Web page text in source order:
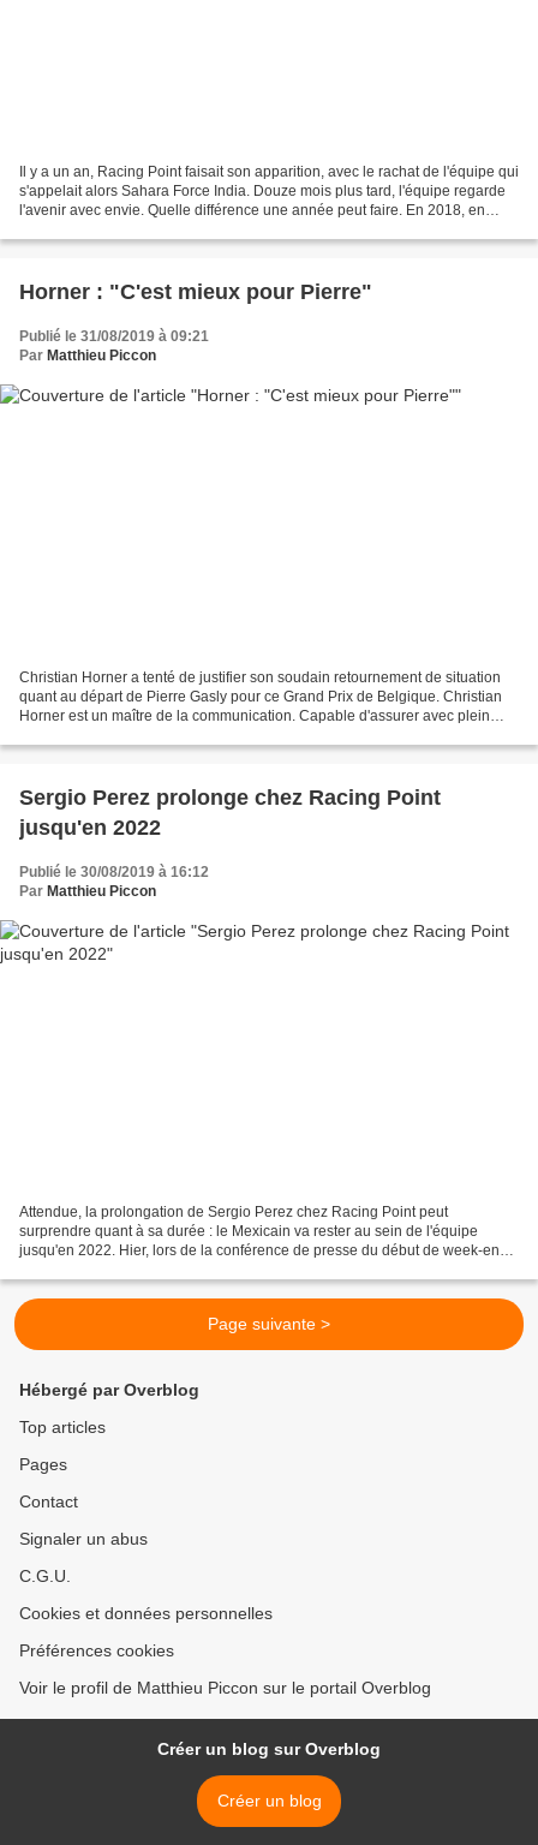
Il y a un an, Racing Point faisait son apparition, avec le rachat de l'équipe qui
s'appelait alors Sahara Force India. Douze mois plus tard, l'équipe regarde
l'avenir avec envie. Quelle différence une année peut faire. En 2018, en
Horner : "C'est mieux pour Pierre"
Publié le 31/08/2019 à 09:21
Par Matthieu Piccon
Christian Horner a tenté de justifier son soudain retournement de situation
quant au départ de Pierre Gasly pour ce Grand Prix de Belgique. Christian
Horner est un maître de la communication. Capable d'assurer avec plein
Sergio Perez prolonge chez Racing Point
jusqu'en 2022
Publié le 30/08/2019 à 16:12
Par Matthieu Piccon
Attendue, la prolongation de Sergio Perez chez Racing Point peut
surprendre quant à sa durée : le Mexicain va rester au sein de l'équipe
jusqu'en 2022. Hier, lors de la conférence de presse du début de week-end,
Page suivante >
Hébergé par Overblog
Top articles
Pages
Contact
Signaler un abus
C.G.U.
Cookies et données personnelles
Préférences cookies
Voir le profil de Matthieu Piccon sur le portail Overblog
Créer un blog sur Overblog
Créer un blog